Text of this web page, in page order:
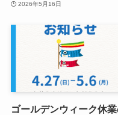
2026年5月16日
ゴールデンウィーク休